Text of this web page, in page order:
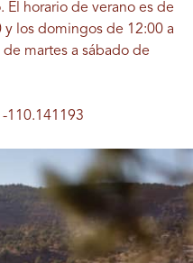
El horario de verano es de
y los domingos de 12:00 a
martes a sábado de
110.141193